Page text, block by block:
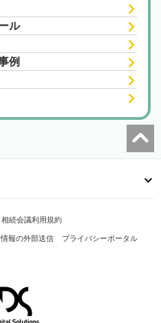
ル
例
相続会議利用規約
報の外部送信 プライバシーポータル